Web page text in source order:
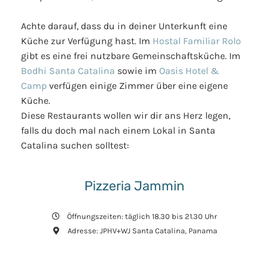
Achte darauf, dass du in deiner Unterkunft eine
Küche zur Verfügung hast. Im Hostal Familiar Rolo
gibt es eine frei nutzbare Gemeinschaftsküche. Im
Bodhi Santa Catalina sowie im Oasis Hotel &
Camp verfügen einige Zimmer über eine eigene
Küche.
Diese Restaurants wollen wir dir ans Herz legen,
falls du doch mal nach einem Lokal in Santa
Catalina suchen solltest:
Pizzeria Jammin
Öffnungszeiten: täglich 18.30 bis 21.30 Uhr
Adresse: JPHV+WJ Santa Catalina, Panama